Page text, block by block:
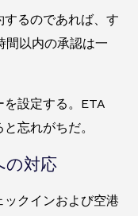
るのであれば、す
間以内の承認は一
設定する。ETA
忘れがちだ。
の対応
クインおよび空港